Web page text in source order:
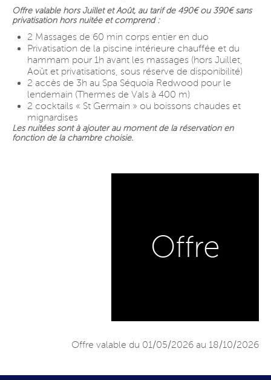
Offre valable hors Juillet et Août, au tarif de 490€ ou 390€ sans
privatisation hors nuitée etcomprend :
2 Massages de 60 min corps entier en duo
Privatisation de la piscine intérieure chauffée et du
hammam pour 1h avant les massages (hors Juillet,
Août et privatisations, sous réserve de disponibilité)
2 accès de 3h au Spa Séquoia Redwood pour le
lendemain (Thermes de Vals à 400 m)
2 cocktails « St Germain » ou boissons chaudes et
mignardises
Les nuitées sont à ajouter au moment de la réservation en
fonction de la chambre choisie.
Offre
Offre valable du 01/05/2026 au 18/10/2026